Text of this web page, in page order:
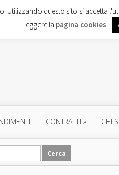
CONTRATTI » CHI
questo sito si accetta
leggere la pagina cookies.